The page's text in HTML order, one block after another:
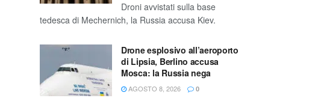
Droni avvistati sulla base
tedesca di Mechernich, la Russia accusa Kiev.
Drone esplosivo all’aeroporto
di Lipsia, Berlino accusa
Mosca: la Russia nega
AGOSTO 8, 2026 0